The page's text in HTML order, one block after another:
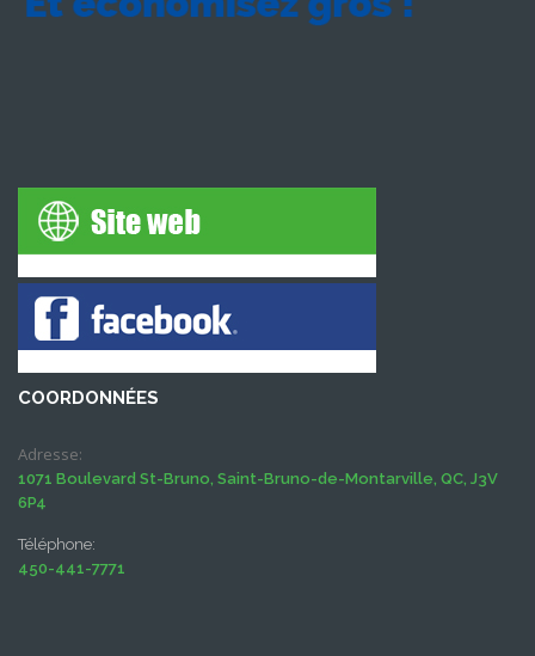
COORDONNÉES
Adresse:
1071 Boulevard St-Bruno, Saint-Bruno-de-Montarville, QC, J3V
6P4
Téléphone:
450-441-7771